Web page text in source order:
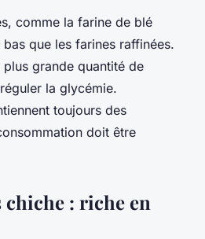
comme la farine de blé
que les farines raffinées.
grande quantité de
la glycémie.
toujours des
doit être
chiche : riche en